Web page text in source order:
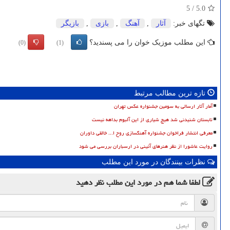
5.0
/
5
تگهای خبر:
آثار , آهنگ , بازی , بازیگر
این مطلب موزیک خوان را می پسندید؟ (1)
(0)
تازه ترین مطالب مرتبط
آمار آثار ارسالی به سومین جشنواره عکس تهران
تابستان شنیدنی شد هیچ شیاری از این آلبوم بداهه نیست
معرفی انتشار فراخوان جشنواره آهنگسازی روح ا... خالقی داوران
روایت عاشورا از نظر هنرهای آئینی در ارسباران بررسی می شود
نظرات بینندگان در مورد این مطلب
لطفا شما همدر مورد این مطلبنظر دهید